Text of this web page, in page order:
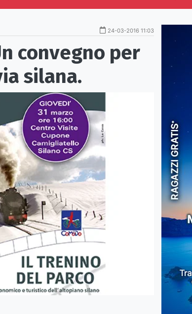
24-03-2016 11:03
convegno per
silana.